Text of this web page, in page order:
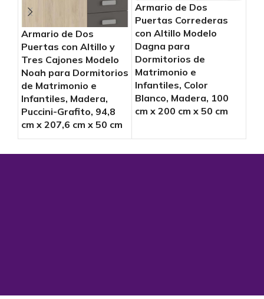
Armario de Dos
Puertas con Altillo y
Tres Cajones Modelo
Noah para Dormitorios
de Matrimonio e
Infantiles, Madera,
Puccini-Grafito, 94,8
cm x 207,6 cm x 50 cm
Armario de Dos
Puertas Correderas
con Altillo Modelo
Dagna para
Dormitorios de
Matrimonio e
Infantiles, Color
Blanco, Madera, 100
cm x 200 cm x 50 cm